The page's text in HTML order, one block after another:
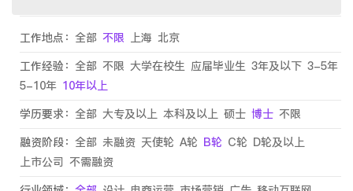
工作地点： 全部 不限 上海 北京
工作经验： 全部 不限 大学在校生 应届毕业生 3年及以下 3-5年
5-10年 10年以上
学历要求： 全部 大专及以上 本科及以上 硕士 博士 不限
融资阶段： 全部 未融资 天使轮 A轮 B轮 C轮 D轮及以上
上市公司 不需融资